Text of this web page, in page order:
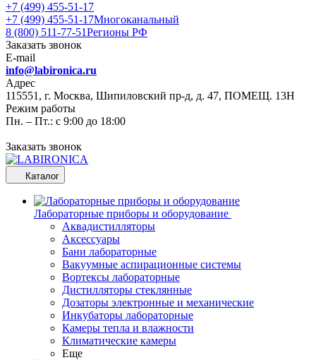
+7 (499) 455-51-17
+7 (499) 455-51-17Многоканальный
8 (800) 511-77-51Регионы РФ
Заказать звонок
E-mail
info@labironica.ru
Адрес
115551, г. Москва, Шипиловский пр-д, д. 47, ПОМЕЩ. 13Н
Режим работы
Пн. – Пт.: с 9:00 до 18:00
Заказать звонок
Каталог
Лабораторные приборы и оборудование
Аквадистилляторы
Аксессуары
Бани лабораторные
Вакуумные аспирационные системы
Вортексы лабораторные
Дистилляторы стеклянные
Дозаторы электронные и механические
Инкубаторы лабораторные
Камеры тепла и влажности
Климатические камеры
Еще